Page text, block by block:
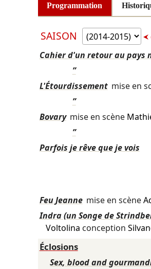
Programmation
SAISON
Cahier d'un retour au pays
”
L'Étourdissement mise en
”
Bovary mise en scène
”
Parfois je rêve que je vois
Feu Jeanne mise en scène
Indra (un Songe de
Voltolina conception
Éclosions
Sex, blood and